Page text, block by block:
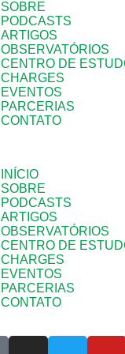
SOBRE
PODCASTS
ARTIGOS
OBSERVATÓRIOS
CENTRO DE
CHARGES
EVENTOS
PARCERIAS
CONTATO
INÍCIO
SOBRE
PODCASTS
ARTIGOS
OBSERVATÓRIOS
CENTRO DE
CHARGES
EVENTOS
PARCERIAS
CONTATO